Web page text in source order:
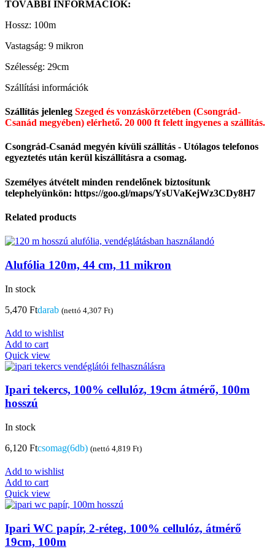
TOVÁBBI INFORMÁCIÓK:
Hossz: 100m
Vastagság: 9 mikron
Szélesség: 29cm
Szállítási információk
Szállítás jelenleg Szeged és vonzáskörzetében (Csongrád-
Csanád megyében) elérhető. 20 000 ft felett ingyenes a szállítás.
Csongrád-Csanád megyén kívüli szállítás - Utólagos telefonos
egyeztetés után kerül kiszállításra a csomag.
Személyes átvételt minden rendelőnek biztosítunk
telephelyünkön: https://goo.gl/maps/YsUVaKejWz3CDy8H7
Related products
Alufólia 120m, 44 cm, 11 mikron
In stock
5,470 Ftdarab (nettó 4,307 Ft)
Add to wishlist
Add to cart
Quick view
Ipari tekercs, 100% cellulóz, 19cm átmérő, 100m
hosszú
In stock
6,120 Ftcsomag(6db) (nettó 4,819 Ft)
Add to wishlist
Add to cart
Quick view
Ipari WC papír, 2-réteg, 100% cellulóz, átmérő
19cm, 100m